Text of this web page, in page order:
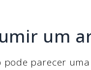
um
pode parecer